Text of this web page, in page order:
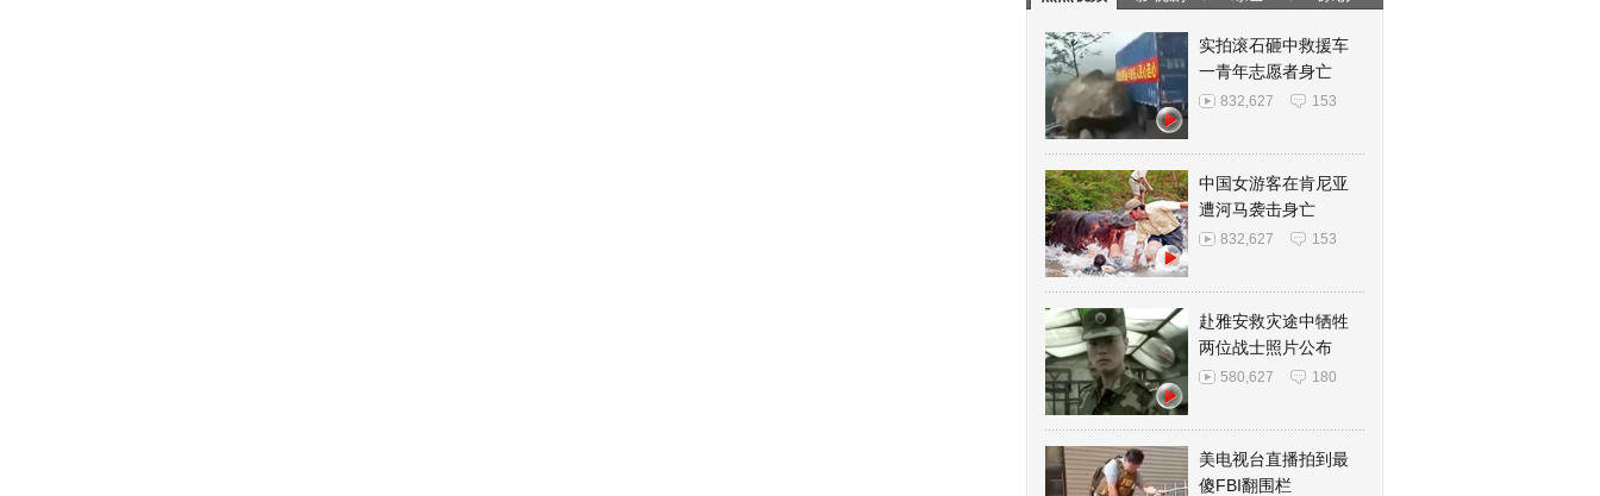
实拍滚石砸中救援车
一青年志愿者身亡
832,627 153
中国女游客在肯尼亚
遭河马袭击身亡
832,627 153
赴雅安救灾途中牺牲
两位战士照片公布
580,627 180
美电视台直播拍到最
傻FBI翻围栏